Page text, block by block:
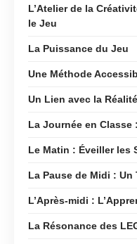
L’Atelier de la
le Jeu
La Puissance du Jeu
Une Méthode
Un Lien avec la
La Journée en Classe
Le Matin : Éveiller les
La Pause de Midi : Un
L’Après-midi :
La Résonance des